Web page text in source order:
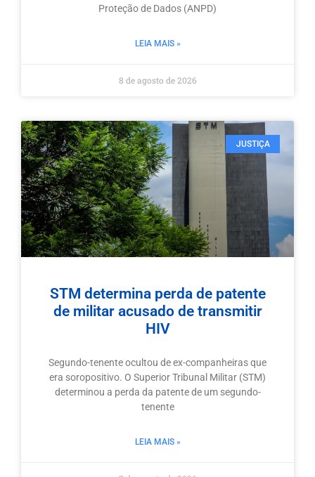
Proteção de Dados (ANPD)
LEIA MAIS »
8 de agosto de 2026
JUSTIÇA
STM determina perda de patente
de militar acusado de transmitir
HIV
Segundo-tenente ocultou de ex-companheiras que
era soropositivo. O Superior Tribunal Militar (STM)
determinou a perda da patente de um segundo-
tenente
LEIA MAIS »